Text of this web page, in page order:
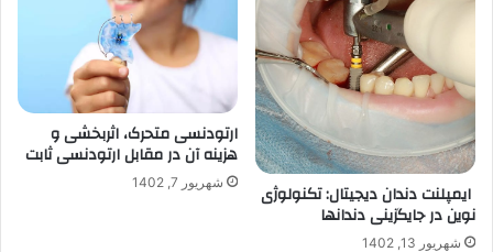
ایمپلنت دندان دیجیتال: تکنولوژی
نوین در جایگزینی دندانها
شهریور 13, 1402
ارتودنسی متحرک، اثربخشی و
هزینه آن در مقابل ارتودنسی ثابت
شهریور 7, 1402